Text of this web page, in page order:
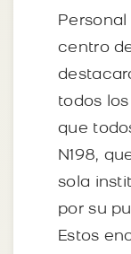
centro
todos
que
N198,
sola
por su
Estos